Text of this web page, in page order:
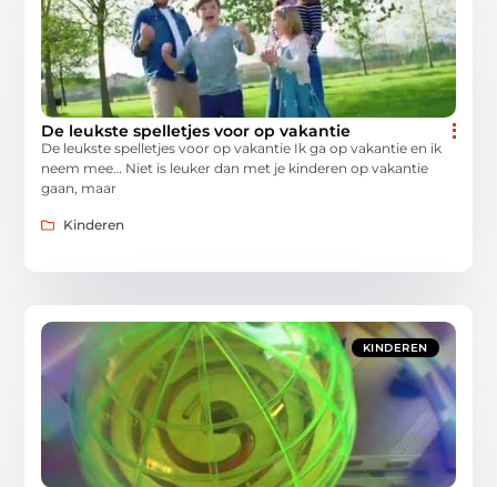
De leukste spelletjes voor op vakantie
De leukste spelletjes voor op vakantie Ik ga op vakantie en ik
neem mee… Niet is leuker dan met je kinderen op vakantie
gaan, maar
Kinderen
KINDEREN